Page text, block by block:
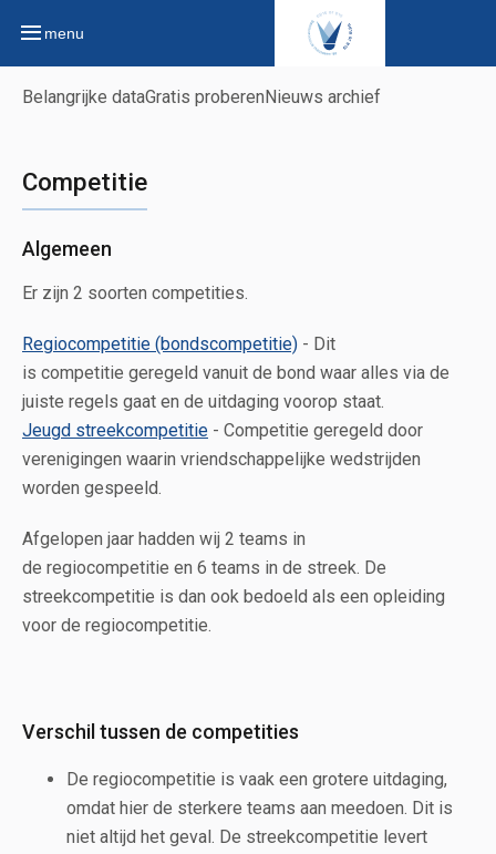
menu
Belangrijke dataGratis proberen Nieuws archief
Competitie
Algemeen
Er zijn 2 soorten competities.
Regiocompetitie (bondscompetitie) - Dit
is competitie geregeld vanuit de bond waar alles via de
juiste regels gaat en de uitdaging voorop staat.
Jeugd streekcompetitie - Competitie geregeld door
verenigingen waarin vriendschappelijke wedstrijden
worden gespeeld.
Afgelopen jaar hadden wij 2 teams in
de regiocompetitie en 6 teams in de streek. De
streekcompetitie is dan ook bedoeld als een opleiding
voor de regiocompetitie.
Verschil tussen de competities
De regiocompetitie is vaak een grotere uitdaging,
omdat hier de sterkere teams aan meedoen. Dit is
niet altijd het geval. De streekcompetitie levert